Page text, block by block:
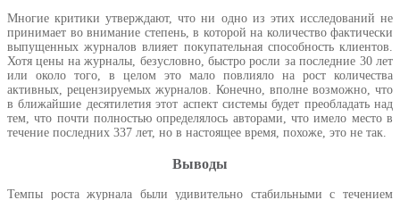
Многие критики утверждают, что ни одно из этих исследований не
принимает во внимание степень, в которой на количество фактически
выпущенных журналов влияет покупательная способность клиентов.
Хотя цены на журналы, безусловно, быстро росли за последние 30 лет
или около того, в целом это мало повлияло на рост количества
активных, рецензируемых журналов. Конечно, вполне возможно, что
в ближайшие десятилетия этот аспект системы будет преобладать над
тем, что почти полностью определялось авторами, что имело место в
течение последних 337 лет, но в настоящее время, похоже, это не так.
Выводы
Темпы роста журнала были удивительно стабильными с течением